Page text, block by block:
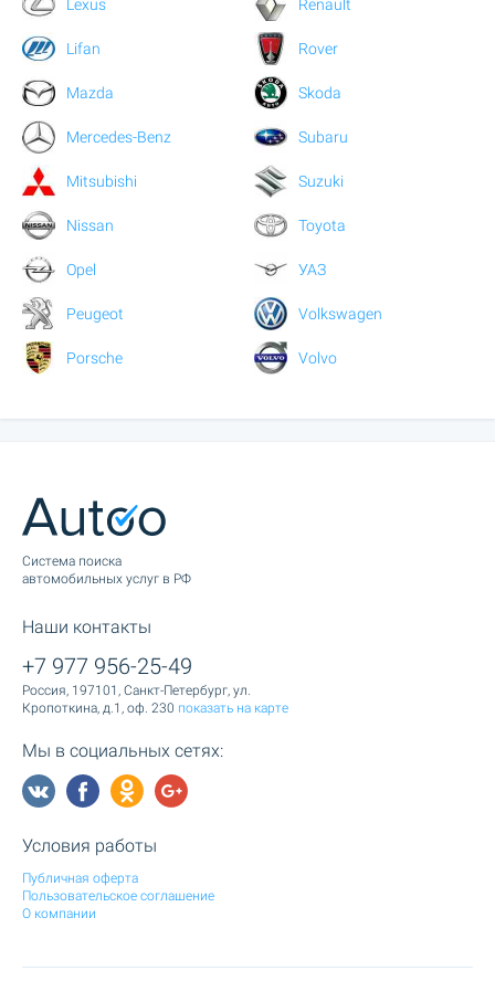
Lexus
Lifan
Mazda
Mercedes-Benz
Mitsubishi
Nissan
Opel
Peugeot
Porsche
Renault
Rover
Skoda
Subaru
Suzuki
Toyota
УАЗ
Volkswagen
Volvo
Cистема поиска
автомобильных услуг в РФ
Наши контакты
+7 977 956-25-49
Россия, 197101, Санкт-Петербург, ул.
Кропоткина, д.1, оф. 230 показать на карте
Мы в социальных сетях:
Условия работы
Публичная оферта
Пользовательское соглашение
О компании